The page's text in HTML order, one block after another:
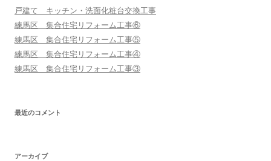
シ
ョ
ン
戸建て キッチン・洗面化粧台交換工事
練馬区 集合住宅リフォーム工事⑥
練馬区 集合住宅リフォーム工事⑤
練馬区 集合住宅リフォーム工事④
練馬区 集合住宅リフォーム工事③
最近のコメント
アーカイブ